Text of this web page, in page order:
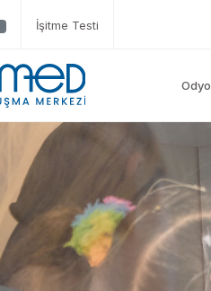
İşitme Testi